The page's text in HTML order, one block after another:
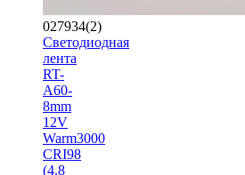
027934(2)
Светодиодная
лента
RT-
A60-
8mm
12V
Warm3000
CRI98
(4.8